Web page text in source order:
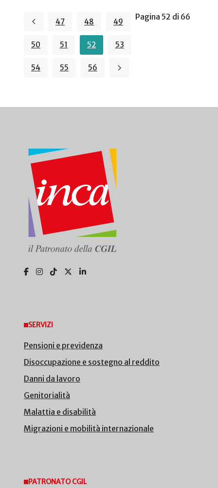
Pagina 52 di 66
47 48 49
50 51 52 53
54 55 56
SERVIZI
Pensioni e previdenza
Disoccupazione e sostegno al reddito
Danni da lavoro
Genitorialità
Malattia e disabilità
Migrazioni e mobilità internazionale
PATRONATO CGIL